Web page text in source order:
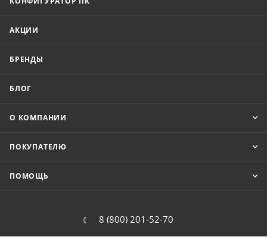
АКЦИИ
БРЕНДЫ
БЛОГ
О КОМПАНИИ
ПОКУПАТЕЛЮ
ПОМОЩЬ
8 (800) 201-52-70